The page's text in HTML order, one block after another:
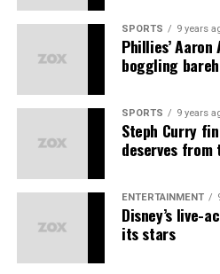
Sed ut perspiciatis unde omnis
voluptatem accusantium
totam rem aperiam, eaque
veritatis et quasi architecto
explicabo.
Neque porro quisquam est,
dolor sit amet, consectetur,
numquam eius
dolore magnam aliquam
minima veniam, quis nostrum
corporis suscipit laboriosam,
commodi consequatur.
SPORTS 9 years
Phillies’
boggling
SPORTS 9 years
Steph Curry
deserves from
ENTERTAINMENT
Disney’s live-
its stars